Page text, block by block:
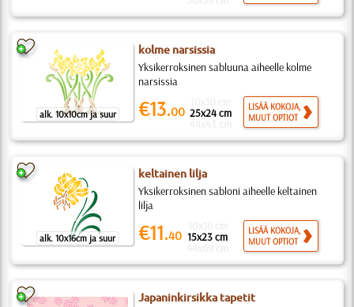
alk. 10x10cm ja suur
kolme narsissia
Yksikerroksinen sabluuna aiheelle kolme
narsissia
€13.00 25x24 cm
LISÄÄ KOKOJA,
MUUT OPTIOT
alk. 10x16cm ja suur
keltainen lilja
Yksikerroksinen sabloni aiheelle keltainen
lilja
€11.40 15x23 cm
LISÄÄ KOKOJA,
MUUT OPTIOT
Japaninkirsikka tapetit